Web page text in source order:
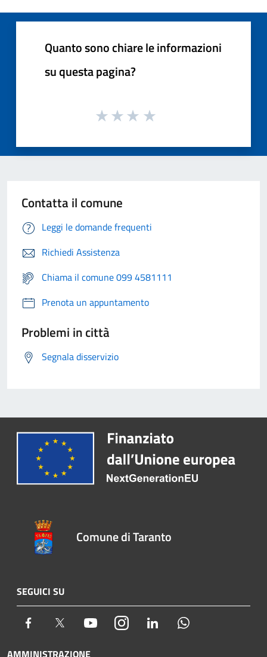
Quanto sono chiare le informazioni
su questa pagina?
Contatta il comune
Leggi le domande frequenti
Richiedi Assistenza
Chiama il comune 099 4581111
Prenota un appuntamento
Problemi in città
Segnala disservizio
Comune di Taranto
SEGUICI SU
Facebook Twitter YoutubeInstagram LinkedIn
AMMINISTRAZIONE